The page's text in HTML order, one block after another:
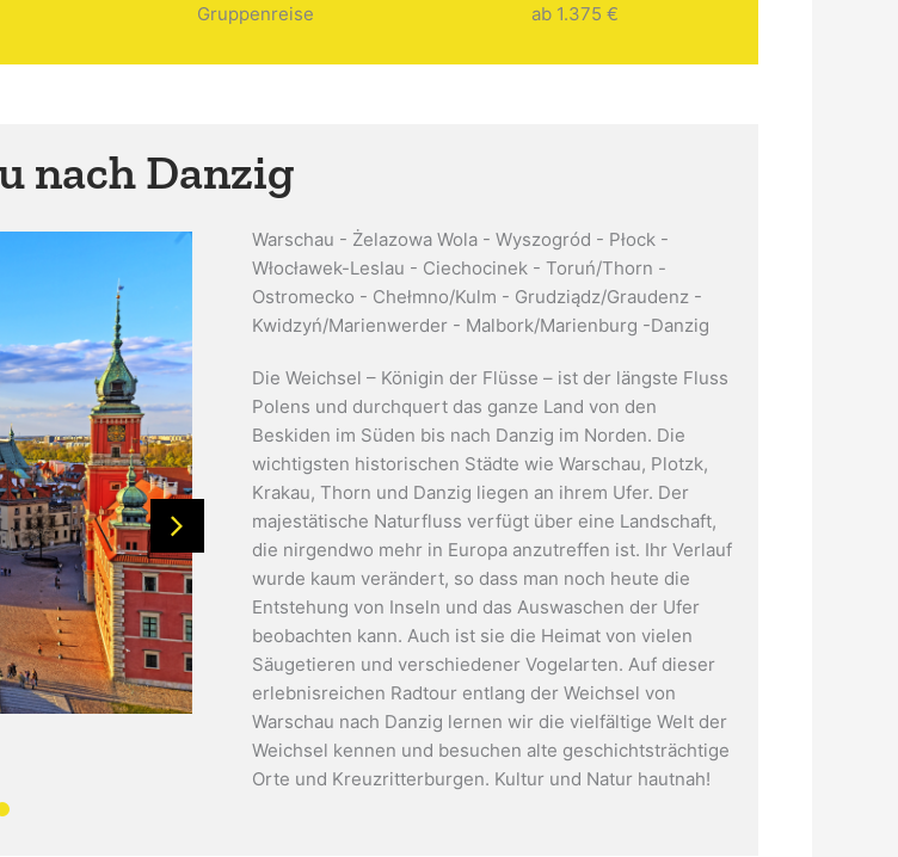
Gruppenreise ab 1.375 €
nach Danzig
Marienburg in Malbork, Polen
Warschau - Żelazowa Wola - Wyszogród - Płock -
Włocławek-Leslau - Ciechocinek - Toruń/Thorn -
Ostromecko - Chełmno/Kulm - Grudziądz/Graudenz -
Kwidzyń/Marienwerder - Malbork/Marienburg -Danzig
Die Weichsel – Königin der Flüsse – ist der längste Fluss
Polens und durchquert das ganze Land von den
Beskiden im Süden bis nach Danzig im Norden. Die
wichtigsten historischen Städte wie Warschau, Plotzk,
Krakau, Thorn und Danzig liegen an ihrem Ufer. Der
majestätische Naturfluss verfügt über eine Landschaft,
die nirgendwo mehr in Europa anzutreffen ist. Ihr Verlauf
wurde kaum verändert, so dass man noch heute die
Entstehung von Inseln und das Auswaschen der Ufer
beobachten kann. Auch ist sie die Heimat von vielen
Säugetieren und verschiedener Vogelarten. Auf dieser
erlebnisreichen Radtour entlang der Weichsel von
Warschau nach Danzig lernen wir die vielfältige Welt der
Weichsel kennen und besuchen alte geschichtsträchtige
Orte und Kreuzritterburgen. Kultur und Natur hautnah!